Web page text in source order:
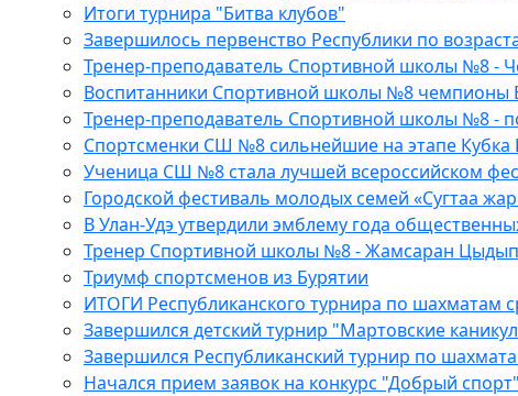
Итоги турнира "Битва клубов"
Завершилось первенство Республики по
Тренер-преподаватель Спортивной школы №8 -
Воспитанники Спортивной школы №8 чемпионы
Тренер-преподаватель Спортивной школы №8 -
Спортсменки СШ №8 сильнейшие на этапе Кубка
Ученица СШ №8 стала лучшей всероссийском
Городской фестиваль молодых семей «Сугтаа
В Улан-Удэ утвердили эмблему года
Тренер Спортивной школы №8 - Жамсаран
Триумф спортсменов из Бурятии
ИТОГИ Республиканского турнира по шахматам
Завершился детский турнир "Мартовские
Завершился Республиканский турнир по
Начался прием заявок на конкурс "Добрый спорт"